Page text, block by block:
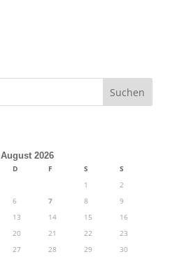
August 2026
D F S
S
1
2
6 7 8
9
13 14 15
16
20 21 22
23
27 28 29
30